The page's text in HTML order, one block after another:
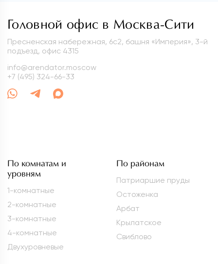
Головной офис в Москва-Сити
Пресненская набережная, 6с2, башня «Империя», 3-й
подъезд, офис 4315
info@arendator.moscow
+7 (495) 324-66-33
По комнатам и
уровням
1-комнатные
2-комнатные
3-комнатные
4-комнатные
Двухуровневые
По районам
Патриаршие пруды
Остоженка
Арбат
Крылатское
Свиблово